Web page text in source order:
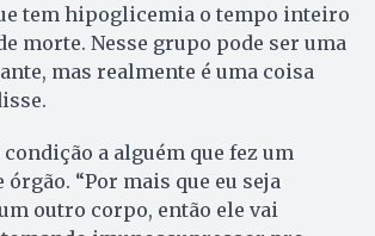
tem hipoglicemia o tempo inteiro
morte. Nesse grupo pode ser uma
mas realmente é uma coisa
a alguém que fez um
“Por mais que eu seja
outro corpo, então ele vai